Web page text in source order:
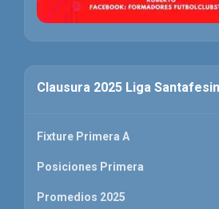
Clausura 2025 Liga
Fixture Primera A
Posiciones Primera
Promedios 2025